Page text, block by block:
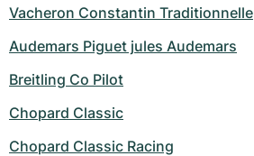
Vacheron Constantin Traditionnelle
Audemars Piguet jules Audemars
Breitling Co Pilot
Chopard Classic
Chopard Classic Racing